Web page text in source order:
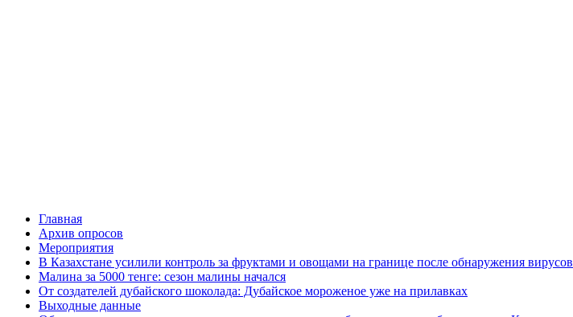
Главная
Архив опросов
Мероприятия
В Казахстане усилили контроль за фруктами и овощами на границе после обнаружения вирусов
Малина за 5000 тенге: сезон малины начался
От создателей дубайского шоколада: Дубайское мороженое уже на прилавках
Выходные данные